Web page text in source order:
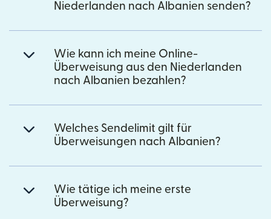
Niederlanden nach Albanien senden?
Wie kann ich meine Online-
Überweisung aus den Niederlanden
nach Albanien bezahlen?
Welches Sendelimit gilt für
Überweisungen nach Albanien?
Wie tätige ich meine erste
Überweisung?